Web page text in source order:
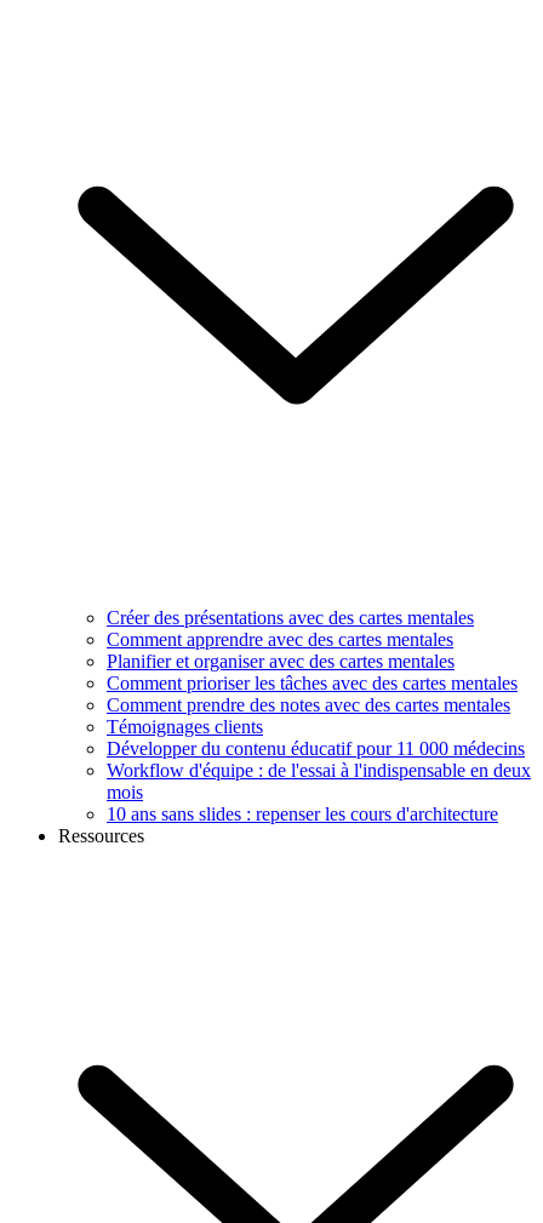
Créer des présentations avec des cartes mentales
Comment apprendre avec des cartes mentales
Planifier et organiser avec des cartes mentales
Comment prioriser les tâches avec des cartes mentales
Comment prendre des notes avec des cartes mentales
Témoignages clients
Développer du contenu éducatif pour 11 000 médecins
Workflow d'équipe : de l'essai à l'indispensable en deux
mois
10 ans sans slides : repenser les cours d'architecture
Ressources